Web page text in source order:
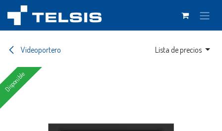
Ir al contenido
Videoportero Lista de precios
Disponible